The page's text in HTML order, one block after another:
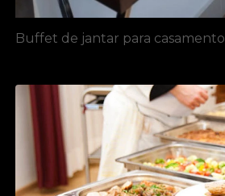
Buffet de jantar para casamento